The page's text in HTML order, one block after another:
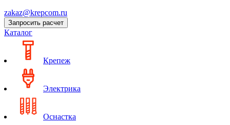
zakaz@krepcom.ru
Запросить расчет
Каталог
Крепеж
Электрика
Оснастка